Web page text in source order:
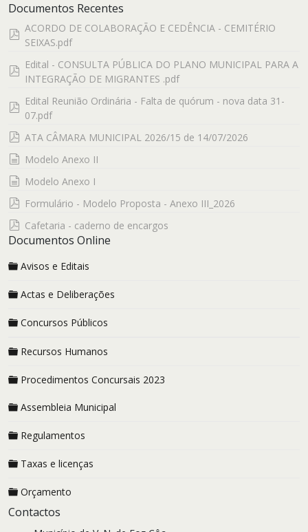
Documentos Recentes
pdf
ACORDO DE COLABORAÇÃO E CEDÊNCIA - CEMITÉRIO
SEIXAS.pdf
pdf
Edital - CONSULTA PÚBLICA DO PLANO MUNICIPAL PARA A
INTEGRAÇÃO DE MIGRANTES .pdf
pdf
Edital Reunião Ordinária - Falta de quórum - nova data 31-
07.pdf
pdf
ATA CÂMARA MUNICIPAL 2026/15 de 14/07/2026
documento
Modelo Anexo II
documento
Modelo Anexo I
pdf
Formulário - Modelo Proposta - Anexo III_2026
pdf
Cafetaria - caderno de encargos
Documentos Online
Avisos e Editais
Actas e Deliberações
Concursos Públicos
Recursos Humanos
Procedimentos Concursais 2023
Assembleia Municipal
Regulamentos
Taxas e licenças
Orçamento
Contactos